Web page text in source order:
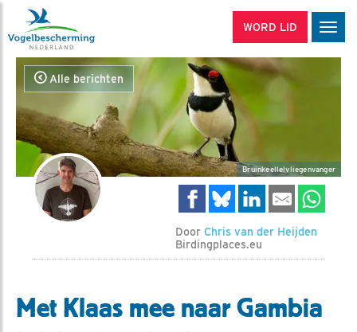
WORD LID
Alle berichten
Bruinkeellelvliegenvanger
Door Chris van der Heijden
Birdingplaces.eu
Met Klaas mee naar Gambia